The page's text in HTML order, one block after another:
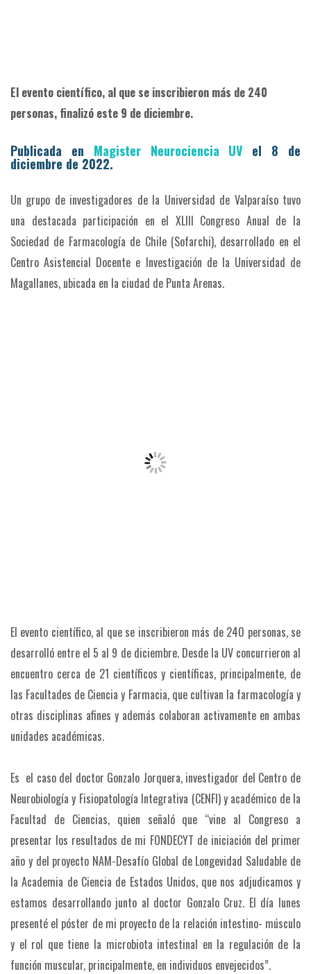
El evento científico, al que se inscribieron más de 240
personas, finalizó este 9 de diciembre.
Publicada en Magister Neurociencia UV el 8 de
diciembre de 2022.
Un grupo de investigadores de la Universidad de Valparaíso tuvo
una destacada participación en el XLIII Congreso Anual de la
Sociedad de Farmacología de Chile (Sofarchi), desarrollado en el
Centro Asistencial Docente e Investigación de la Universidad de
Magallanes, ubicada en la ciudad de Punta Arenas.
El evento científico, al que se inscribieron más de 240 personas, se
desarrolló entre el 5 al 9 de diciembre. Desde la UV concurrieron al
encuentro cerca de 21 científicos y científicas, principalmente, de
las Facultades de Ciencia y Farmacia, que cultivan la farmacología y
otras disciplinas afines y además colaboran activamente en ambas
unidades académicas.
Es el caso del doctor Gonzalo Jorquera, investigador del Centro de
Neurobiología y Fisiopatología Integrativa (CENFI) y académico de la
Facultad de Ciencias, quien señaló que “vine al Congreso a
presentar los resultados de mi FONDECYT de iniciación del primer
año y del proyecto NAM-Desafío Global de Longevidad Saludable de
la Academia de Ciencia de Estados Unidos, que nos adjudicamos y
estamos desarrollando junto al doctor Gonzalo Cruz. El día lunes
presenté el póster de mi proyecto de la relación intestino- músculo
y el rol que tiene la microbiota intestinal en la regulación de la
función muscular, principalmente, en individuos envejecidos”.